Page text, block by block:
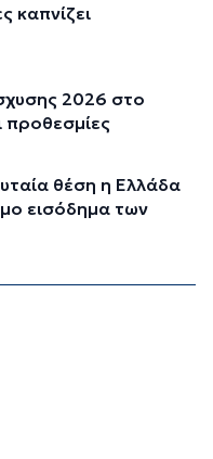
καπνίζει
2026 στο
προθεσμίες
θέση η Ελλάδα
εισόδημα των